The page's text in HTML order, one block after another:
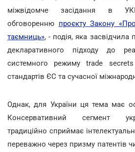
міжвідомче засідання в
обговоренню проєкту Закону
таємниць», - подія, яка засвідчила
декларативного підходу до
системного режиму trade
стандартів ЄС та сучасної
Однак, для України ця тема має
Консервативний сегмент
традиційно сприймає
переважно через призму патентів